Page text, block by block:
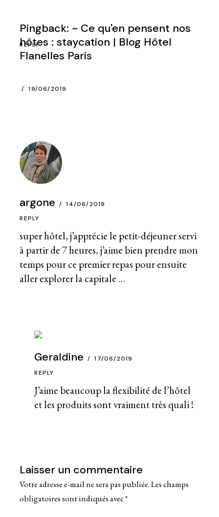
Pingback: ~ Ce qu'en pensent nos
hôtes : staycation | Blog Hôtel
Flanelles Paris
19/06/2019
REPLY
argone 14/06/2019
super hôtel, j’apprécie le petit-déjeuner servi
à partir de 7 heures, j’aime bien prendre mon
temps pour ce premier repas pour ensuite
aller explorer la capitale …
REPLY
Geraldine 17/06/2019
J’aime beaucoup la flexibilité de l’hôtel
et les produits sont vraiment très quali !
REPLY
Laisser un commentaire
Votre adresse e-mail ne sera pas publiée.Les champs
obligatoires sont indiqués avec*